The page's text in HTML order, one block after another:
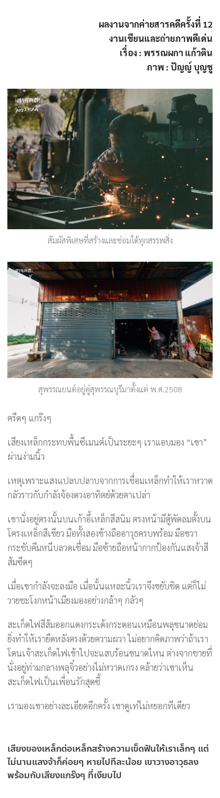
ผลงานจากค่ายสารคดีครั้งที่ 12
งานเขียนและถ่ายภาพดีเด่น
เรื่อง : พรรณผกา แก้วติน
ภาพ : ปัญญ์ บุญชู
สัมผัสพิเศษที่สร้างและซ่อมได้ทุกสรรพสิ่ง
สุพรรณยนต์อยู่คู่สุพรรณบุรีมาตั้งแต่ พ.ศ.2508
ครืดๆ แกร๊งๆ
เสียงเหล็กกระทบพื้นซีเมนต์เป็นระยะๆ เราแอบมอง “เขา”
ผ่านง่ามนิ้ว
เหตุเพราะแสงแปลบปลาบจากการเชื่อมเหล็กทำให้เราหวาด
กลัวราวกับกำลังจ้องดวงอาทิตย์ด้วยตาเปล่า
เขานั่งอยู่ตรงนั้นบนเก้าอี้เหล็กสีสนิม ตรงหน้ามีตู้พัดลมตั้งบน
โครงเหล็กสีเขียว มือทั้งสองข้างถืออาวุธครบพร้อม มือขวา
กระชับคีมหนีบลวดเชื่อม มือซ้ายถือหน้ากากป้องกันแสงจ้าสี
ส้มซีดๆ
เมื่อเขากำลังจะลงมือ เมื่อนั้นแหละนิ้วเราจึงขยับชิด แต่ก็ไม่
วายชะโงกหน้าเมียงมองอย่างกล้าๆ กลัวๆ
สะเก็ดไฟสีส้มออกแดงกระเด้งกระดอนเหมือนพลุขนาดย่อม
ยิ่งทำให้เรายืดหลังตรงด้วยความผวา ไม่อยากคิดภาพว่าถ้าเรา
โดนเจ้าสะเก็ดไฟเข้าไปจะแสบร้อนขนาดไหน ต่างจากชายที่
นั่งอยู่ท่ามกลางพลุจิ๋วอย่างไม่หวาดเกรง คล้ายว่าเขาเห็น
สะเก็ดไฟเป็นเพื่อนรักสุดซี้
เรามองเขาอย่างละเอียดอีกครั้ง เขาดูเท่ไม่หยอกทีเดียว
เสียงของเหล็กต่อเหล็กสร้างความเข็ดฟันให้เราเล็กๆ แต่
ไม่นานแสงจ้าก็ค่อยๆ หายไปทีละน้อย เขาวางอาวุธลง
พร้อมกับเสียงแกร๊งๆ ที่เงียบไป